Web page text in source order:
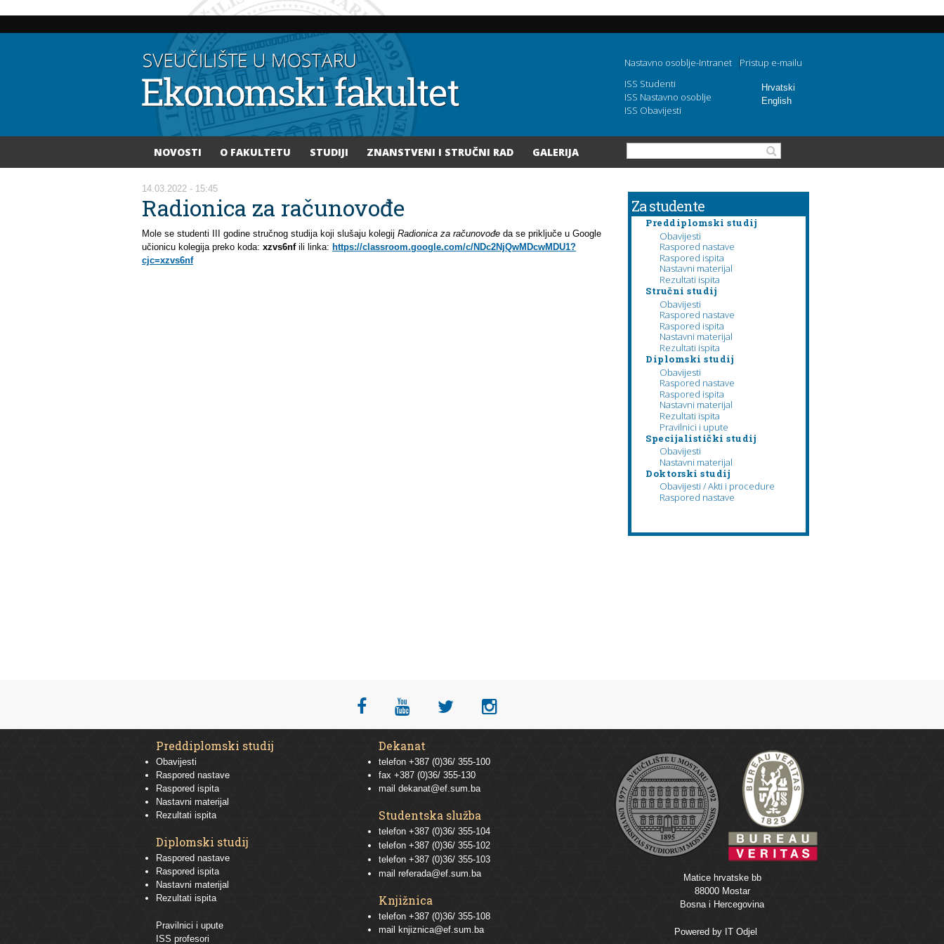
glavni
Hrvatski
English
Nastavno osoblje-Intranet
Pristup e-mailu
ISS Studenti
ISS Nastavno osoblje
ISS Obavijesti
NOVOSTI O FAKULTETU STUDIJI ZNANSTVENI I STRUČNI RAD GALERIJA Obrazac pretraživanja
Vi ste ovdje
14.03.2022 - 15:45
Radionica za računovođe
Mole se studenti III godine stručnog studija koji slušaju kolegij Radionica za računovođe da se priključe u Google
učionicu kolegija preko koda: xzvs6nf ili linka: https://classroom.google.com/c/NDc2NjQwMDcwMDU1?
cjc=xzvs6nf
Za studente
Preddiplomski studij
Obavijesti
Raspored nastave
Raspored ispita
Nastavni materijal
Rezultati ispita
Stručni studij
Obavijesti
Raspored nastave
Raspored ispita
Nastavni materijal
Rezultati ispita
Diplomski studij
Obavijesti
Raspored nastave
Raspored ispita
Nastavni materijal
Rezultati ispita
Pravilnici i upute
Specijalistički studij
Obavijesti
Nastavni materijal
Doktorski studij
Obavijesti / Akti i procedure
Raspored nastave
Preddiplomski studij
Obavijesti
Raspored nastave
Raspored ispita
Nastavni materijal
Rezultati ispita
Diplomski studij
Raspored nastave
Raspored ispita
Nastavni materijal
Rezultati ispita
Pravilnici i upute
ISS profesori
Dekanat
telefon +387 (0)36/ 355-100
fax +387 (0)36/ 355-130
mail dekanat@ef.sum.ba
Studentska služba
telefon +387 (0)36/ 355-104
telefon +387 (0)36/ 355-102
telefon +387 (0)36/ 355-103
mail referada@ef.sum.ba
Knjižnica
telefon +387 (0)36/ 355-108
mail
knjiznica@ef.sum.ba
Matice hrvatske bb
88000 Mostar
Bosna i Hercegovina
Powered by IT Odjel